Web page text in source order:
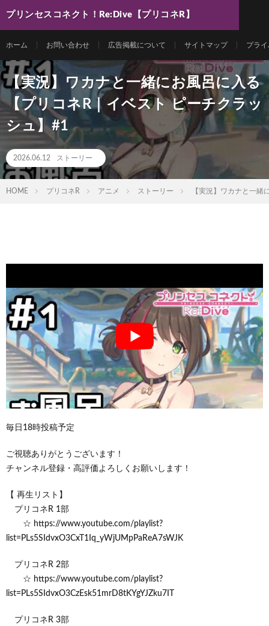
プリンセスコネクト！Re:Dive【プリコネR】
ホーム お問い合わせ 広告掲載について サイトマップ プラ
【実況】ワカナと一緒にお風呂に入る
【プリコネR｜イベスト ピーチクラッ
シュ】#1
2026.06.12 ストーリー
HOME プリコネR アニメ ストーリー 【実況】ワカナと一緒
毎日18時投稿予定
ご視聴ありがとうございます！
チャンネル登録・高評価よろしくお願いします！
【 再生リスト】
プリコネR 1部
☆ https://www.youtube.com/playlist?
list=PLs5SIdvxO3CxT1Iq_yWjUMpPaReA7sWJK
プリコネR 2部
☆ https://www.youtube.com/playlist?
list=PLs5SIdvxO3CzEsk51mrD8tKYgYJZku7IT
プリコネR 3部